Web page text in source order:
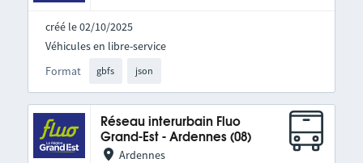
créé le 02/10/2025
Format gbfs json
Véhicules en libre-service
Réseau interurbain Fluo
Grand-Est - Ardennes (08)
Ardennes